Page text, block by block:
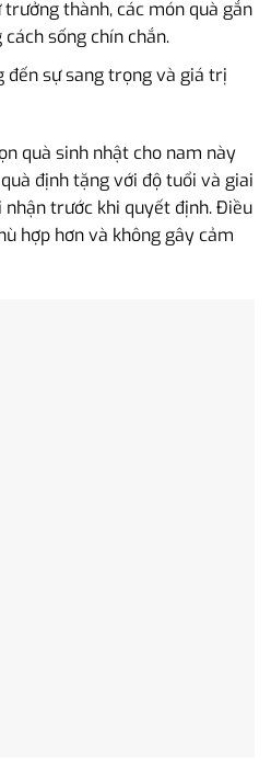
thành, các món quà gắn
sống chín chắn.
đến sự sang trọng và giá trị
quà sinh nhật cho nam này
định tặng với độ tuổi và giai
nhận trước khi quyết định. Điều
hợp hơn và không gây cảm